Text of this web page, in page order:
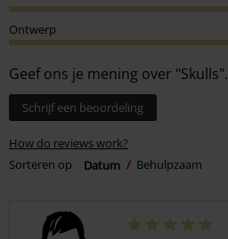
Ontwerp
Geef ons je mening over "Skulls".
Schrijf een beoordeling
How do reviews work?
Sorteren op
Datum Behulpzaam